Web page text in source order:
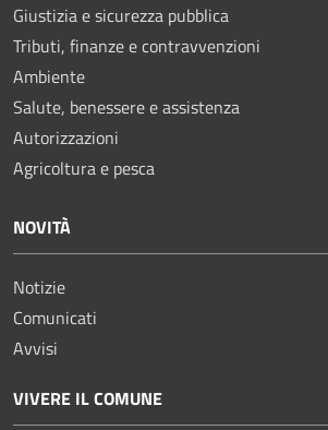
Giustizia e sicurezza pubblica
Tributi, finanze e contravvenzioni
Ambiente
Salute, benessere e assistenza
Autorizzazioni
Agricoltura e pesca
NOVITÀ
Notizie
Comunicati
Avvisi
VIVERE IL COMUNE